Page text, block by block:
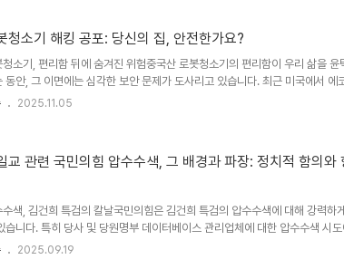
인구주택총조사를 수행하는 조사원은 국가데이터처의 공개 모집을 통해 선발
년 조사를 위해 2만 9828명의 조사원을 모집했으며, 이들은 총괄 관리자,
청소기 해킹 공포: 당신의 집, 안전한가요?
청소기, 편리함 뒤에 숨겨진 위험중국산 로봇청소기의 편리함이 우리 삶을 윤
동안, 그 이면에는 심각한 보안 문제가 도사리고 있습니다. 최근 미국에서 에
제품 해킹 사례가 보고되면서, 소비자들의 불안감이 커지고 있습니다. 로봇
청소기의 카메라와 스피커에 접근하여 원격으로 제어하는 상황이 발생한 것
순히 청소기의 작동을 방해하는 것을 넘어, 가정 내 사생활 침해로 이어질 수
2025.11.05
교 관련 국민의힘 압수수색, 그 배경과 파장: 정치적 함의와
수색, 김건희 특검의 칼날국민의힘은 김건희 특검의 압수수색에 대해 강력하
습니다. 특히 당사 및 당원명부 데이터베이스 관리업체에 대한 압수수색 시도
유감을 표명하며, 개인정보 유출 가능성에 대한 우려를 제기했습니다. 이번 압
2025.09.19